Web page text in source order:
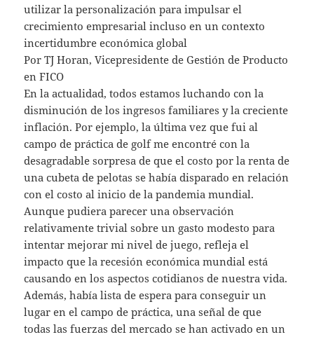
utilizar la personalización para impulsar el
crecimiento empresarial incluso en un contexto
incertidumbre económica global
Por TJ Horan, Vicepresidente de Gestión de Producto
en FICO
En la actualidad, todos estamos luchando con la
disminución de los ingresos familiares y la creciente
inflación. Por ejemplo, la última vez que fui al
campo de práctica de golf me encontré con la
desagradable sorpresa de que el costo por la renta de
una cubeta de pelotas se había disparado en relación
con el costo al inicio de la pandemia mundial.
Aunque pudiera parecer una observación
relativamente trivial sobre un gasto modesto para
intentar mejorar mi nivel de juego, refleja el
impacto que la recesión económica mundial está
causando en los aspectos cotidianos de nuestra vida.
Además, había lista de espera para conseguir un
lugar en el campo de práctica, una señal de que
todas las fuerzas del mercado se han activado en un